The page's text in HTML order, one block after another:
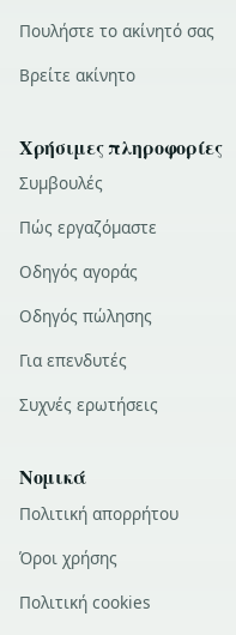
Πουλήστε το ακίνητό σας
Βρείτε ακίνητο
Χρήσιμες πληροφορίες
Συμβουλές
Πώς εργαζόμαστε
Οδηγός αγοράς
Οδηγός πώλησης
Για επενδυτές
Συχνές ερωτήσεις
Νομικά
Πολιτική απορρήτου
Όροι χρήσης
Πολιτική cookies